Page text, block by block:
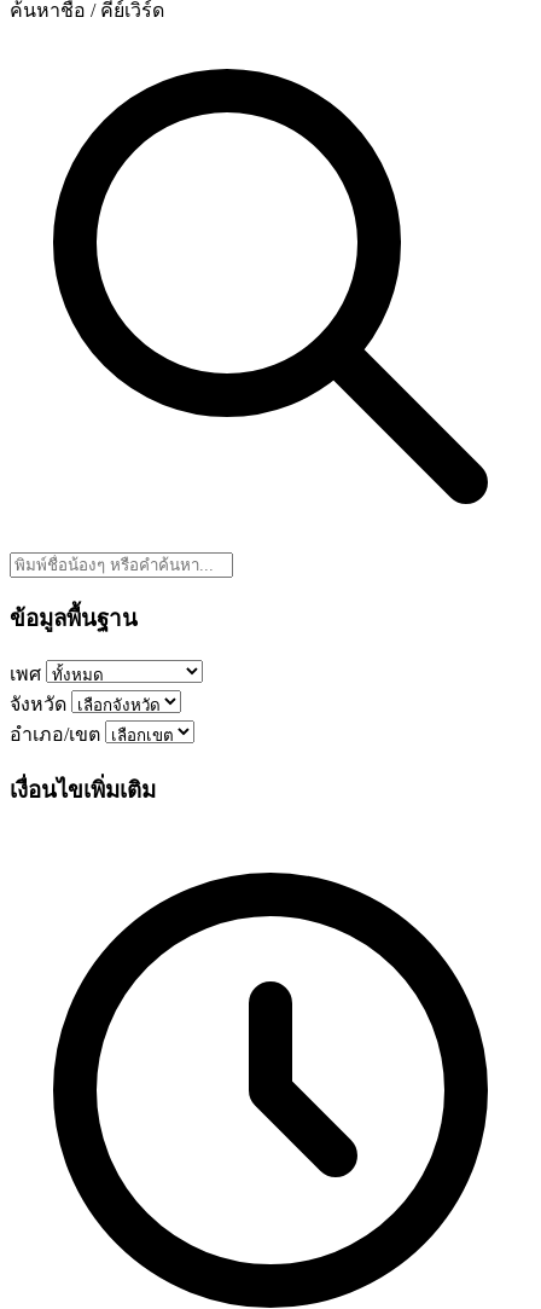
ค้นหาชื่อ / คีย์เวิร์ด
ข้อมูลพื้นฐาน
เพศ
จังหวัด
อำเภอ/เขต
เงื่อนไขเพิ่มเติม